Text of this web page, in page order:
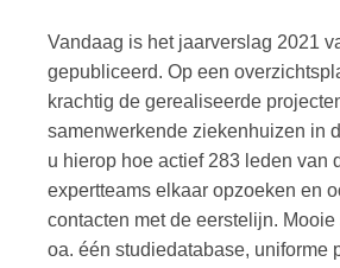
Vandaag is het jaarverslag 2021
gepubliceerd. Op een
krachtig de gerealiseerde
samenwerkende ziekenhuizen in
u hierop hoe actief 283 leden van
expertteams elkaar opzoeken en
contacten met de eerstelijn.
oa. één studiedatabase, uniforme